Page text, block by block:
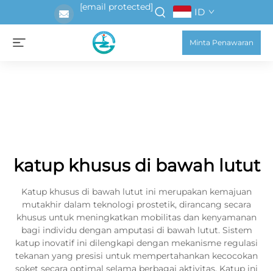
[email protected] ID
Minta Penawaran
katup khusus di bawah lutut
Katup khusus di bawah lutut ini merupakan kemajuan
mutakhir dalam teknologi prostetik, dirancang secara
khusus untuk meningkatkan mobilitas dan kenyamanan
bagi individu dengan amputasi di bawah lutut. Sistem
katup inovatif ini dilengkapi dengan mekanisme regulasi
tekanan yang presisi untuk mempertahankan kecocokan
soket secara optimal selama berbagai aktivitas. Katup ini